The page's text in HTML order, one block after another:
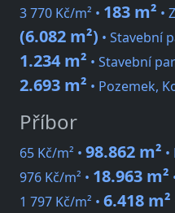
3 770 Kč/m² • 183 m² •
(6.082 m²) • Stavební
1.234 m² • Stavební
2.693 m² • Pozemek,
Příbor
65 Kč/m² • 98.862 m²
976 Kč/m² • 18.963 m²
1 797 Kč/m² • 6.418 m²